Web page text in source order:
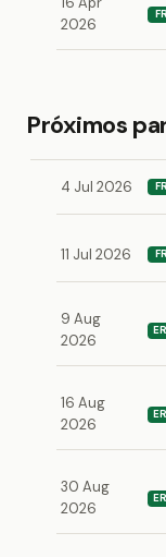
2026
FR
Próximos
4 Jul 2026 FR
11 Jul 2026 FR
9 Aug
2026
16 Aug
2026
30 Aug
2026